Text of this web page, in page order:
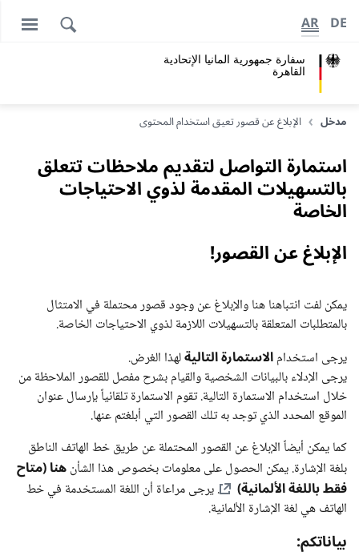
سفارة جمهورية المانيا اﻹتحادية
القاهرة
DE
AR
مدخل الإبلاغ عن قصور تعيق استخدام المحتوى
استمارة التواصل لتقديم ملاحظات تتعلق
بالتسهيلات المقدمة لذوي الاحتياجات
الخاصة
الإبلاغ عن القصور!
يمكن لفت انتباهنا هنا والإبلاغ عن وجود قصور محتملة في الامتثال
بالمتطلبات المتعلقة بالتسهيلات اللازمة لذوي الاحتياجات الخاصة.
يرجى استخدامالاستمارة التاليةلهذا الغرض.
يرجى الإدلاء بالبيانات الشخصية والقيام بشرح مفصل للقصور الملاحظة من
خلال استخدام الاستمارة التالية. تقوم الاستمارة تلقائياً بإرسال عنوان
الموقع المحدد الذي توجد به تلك القصور التي أبلغتم عنها.
كما يمكن أيضاً الإبلاغ عن القصور المحتملة عن طريق خط الهاتف الناطق
بلغة الإشارة. يمكن الحصول على معلومات بخصوص هذا الشأنهنا (متاح
فقط باللغة الألمانية)
. يرجى مراعاة أن اللغة المستخدمة في خط
الهاتف هي لغة الإشارة الألمانية.
بياناتكم: